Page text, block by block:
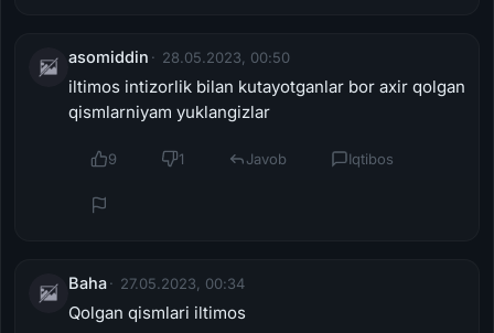
asomiddin 28.05.2023, 00:50
iltimos intizorlik bilan kutayotganlar bor axir qolgan
qismlarniyam yuklangizlar
9 1 Javob Iqtibos
Baha 27.05.2023, 00:34
Qolgan qismlari iltimos